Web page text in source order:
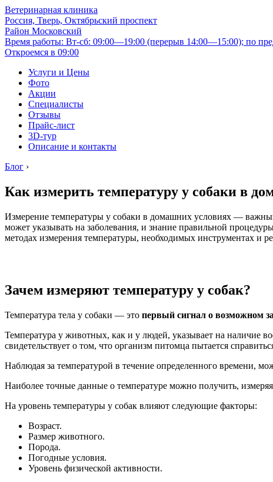
Ветеринарная клиника
Россия, Тверь, Октябрьский проспект
Район Московский
Время работы: Вт-сб: 09:00—19:00 (перерыв 14:00—15:00); по
Откроемся в 09:00
Услуги и Цены
Фото
Акции
Специалисты
Отзывы
Прайс-лист
3D-тур
Описание и контакты
Блог ›
Как измерить температуру у собаки в
Измерение температуры у собаки в домашних условиях —
может указывать на заболевания, и знание правильной
методах измерения температуры, необходимых инструментах и
Зачем измеряют температуру у собак?
Температура тела у собаки — это первый сигнал о возможном
Температура у животных, как и у людей, указывает на наличие
свидетельствует о том, что организм питомца пытается
Наблюдая за температурой в течение определенного времени,
Наиболее точные данные о температуре можно получить,
На уровень температуры у собак влияют следующие факторы:
Возраст.
Размер животного.
Порода.
Погодные условия.
Уровень физической активности.